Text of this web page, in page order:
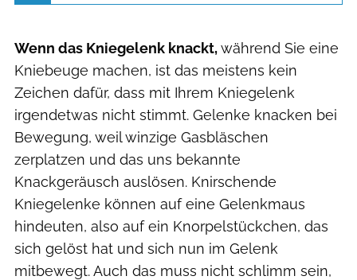
Wenn das Kniegelenk knackt,während Sie eine
Kniebeuge machen, ist das meistens kein
Zeichen dafür, dass mit Ihrem Kniegelenk
irgendetwas nicht stimmt. Gelenke knacken bei
Bewegung, weil winzige Gasbläschen
zerplatzen und das uns bekannte
Knackgeräusch auslösen. Knirschende
Kniegelenke können auf eine Gelenkmaus
hindeuten, also auf ein Knorpelstückchen, das
sich gelöst hat und sich nun im Gelenk
mitbewegt. Auch das muss nicht schlimm sein,